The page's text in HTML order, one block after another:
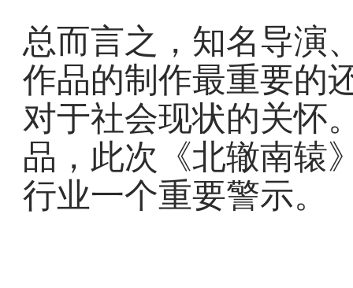
总而言之，知名导演
作品的制作最重要的
对于社会现状的关怀
品，此次《北辙南辕
行业一个重要警示。